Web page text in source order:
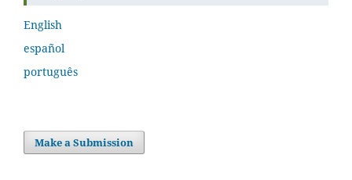
English
español
português
Make a Submission